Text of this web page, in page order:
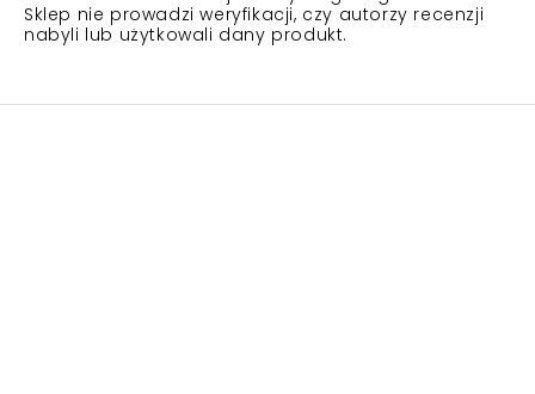
Sklep nie prowadzi weryfikacji, czy autorzy recenzji
nabyli lub użytkowali dany produkt.